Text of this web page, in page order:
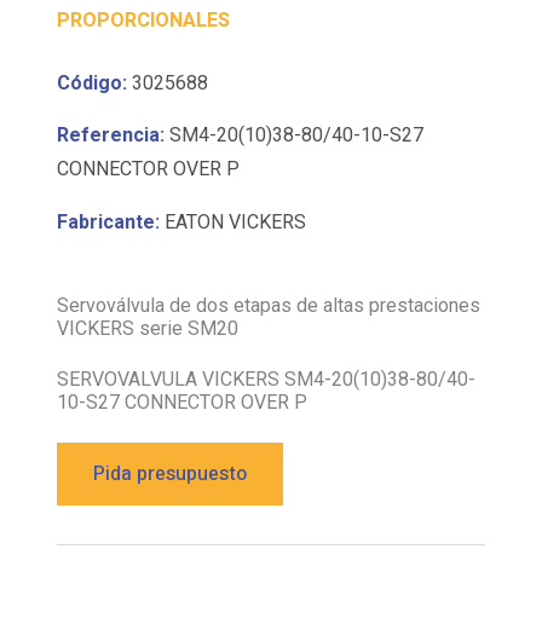
PROPORCIONALES
Código: 3025688
Referencia: SM4-20(10)38-80/40-10-S27
CONNECTOR OVER P
Fabricante: EATON VICKERS
Servoválvula de dos etapas de altas prestaciones
VICKERS serie SM20
SERVOVALVULA VICKERS SM4-20(10)38-80/40-
10-S27 CONNECTOR OVER P
Pida presupuesto